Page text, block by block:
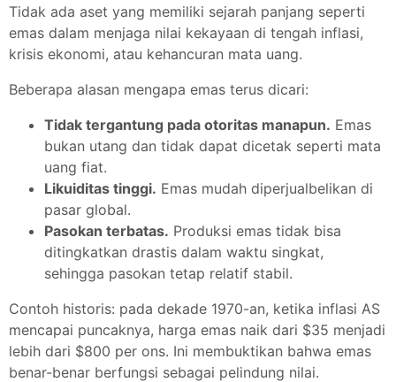
Tidak ada aset yang memiliki sejarah panjang seperti
emas dalam menjaga nilai kekayaan di tengah inflasi,
krisis ekonomi, atau kehancuran mata uang.
Beberapa alasan mengapa emas terus dicari:
Tidak tergantung pada otoritas manapun. Emas
bukan utang dan tidak dapat dicetak seperti mata
uang fiat.
Likuiditas tinggi. Emas mudah diperjualbelikan di
pasar global.
Pasokan terbatas. Produksi emas tidak bisa
ditingkatkan drastis dalam waktu singkat,
sehingga pasokan tetap relatif stabil.
Contoh historis: pada dekade 1970-an, ketika inflasi AS
mencapai puncaknya, harga emas naik dari $35 menjadi
lebih dari $800 per ons. Ini membuktikan bahwa emas
benar-benar berfungsi sebagai pelindung nilai.